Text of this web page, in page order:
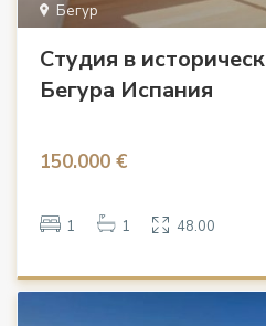
Бегур
Студия в
Бегура Испания
150.000 €
1 1 48.00